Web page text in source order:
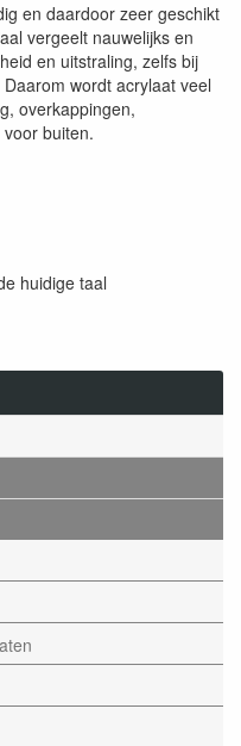
en daardoor zeer geschikt
vergeelt nauwelijks en
en uitstraling, zelfs bij
wordt acrylaat veel
overkappingen,
buiten.
huidige taal